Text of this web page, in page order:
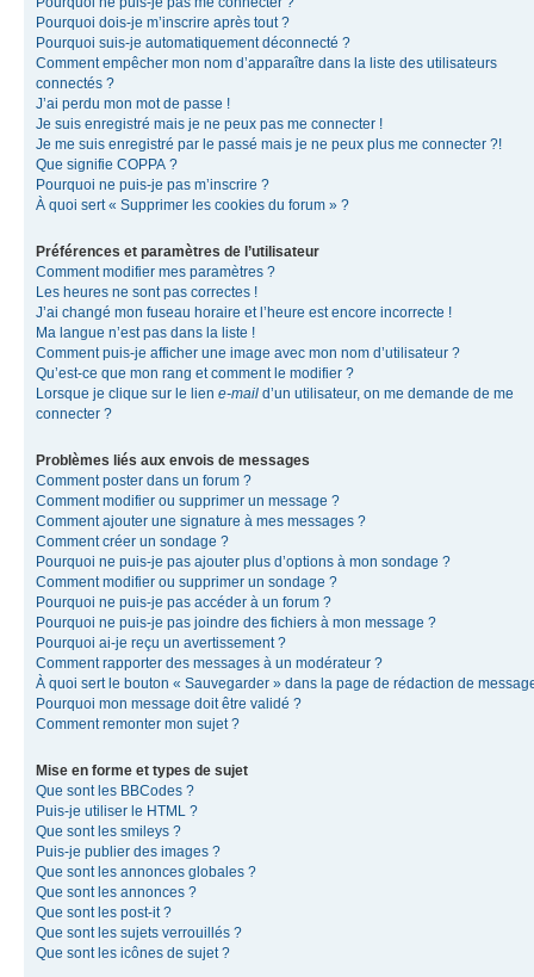
Pourquoi dois-je m’inscrire après tout ?
Pourquoi suis-je automatiquement déconnecté ?
Comment empêcher mon nom d’apparaître dans la liste des utilisateurs
connectés ?
J’ai perdu mon mot de passe !
Je suis enregistré mais je ne peux pas me connecter !
Je me suis enregistré par le passé mais je ne peux plus me connecter ?!
Que signifie COPPA ?
Pourquoi ne puis-je pas m’inscrire ?
À quoi sert « Supprimer les cookies du forum » ?
Préférences et paramètres de l’utilisateur
Comment modifier mes paramètres ?
Les heures ne sont pas correctes !
J’ai changé mon fuseau horaire et l’heure est encore incorrecte !
Ma langue n’est pas dans la liste !
Comment puis-je afficher une image avec mon nom d’utilisateur ?
Qu’est-ce que mon rang et comment le modifier ?
Lorsque je clique sur le lien e-mail d’un utilisateur, on me demande de me
connecter ?
Problèmes liés aux envois de messages
Comment poster dans un forum ?
Comment modifier ou supprimer un message ?
Comment ajouter une signature à mes messages ?
Comment créer un sondage ?
Pourquoi ne puis-je pas ajouter plus d’options à mon sondage ?
Comment modifier ou supprimer un sondage ?
Pourquoi ne puis-je pas accéder à un forum ?
Pourquoi ne puis-je pas joindre des fichiers à mon message ?
Pourquoi ai-je reçu un avertissement ?
Comment rapporter des messages à un modérateur ?
À quoi sert le bouton « Sauvegarder » dans la page de rédaction de
Pourquoi mon message doit être validé ?
Comment remonter mon sujet ?
Mise en forme et types de sujet
Que sont les BBCodes ?
Puis-je utiliser le HTML ?
Que sont les smileys ?
Puis-je publier des images ?
Que sont les annonces globales ?
Que sont les annonces ?
Que sont les post-it ?
Que sont les sujets verrouillés ?
Que sont les icônes de sujet ?